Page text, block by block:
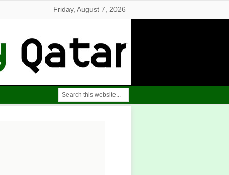
Friday, August 7, 2026